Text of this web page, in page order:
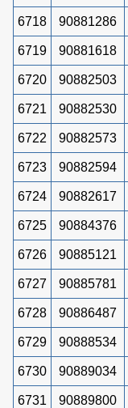
6718 90881286
6719 90881618
6720 90882503
6721 90882530
6722 90882573
6723 90882594
6724 90882617
6725 90884376
6726 90885121
6727 90885781
6728 90886487
6729 90888534
6730 90889034
6731 90889800